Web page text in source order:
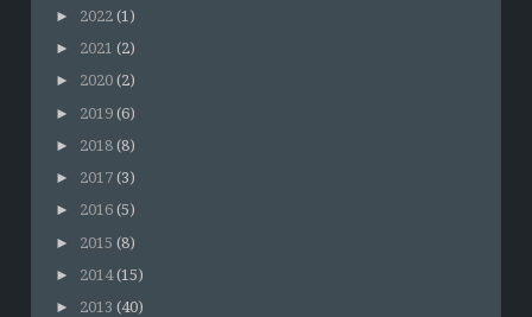
► 2022 (1)
► 2021 (2)
► 2020 (2)
► 2019 (6)
► 2018 (8)
► 2017 (3)
► 2016 (5)
► 2015 (8)
► 2014 (15)
► 2013 (40)